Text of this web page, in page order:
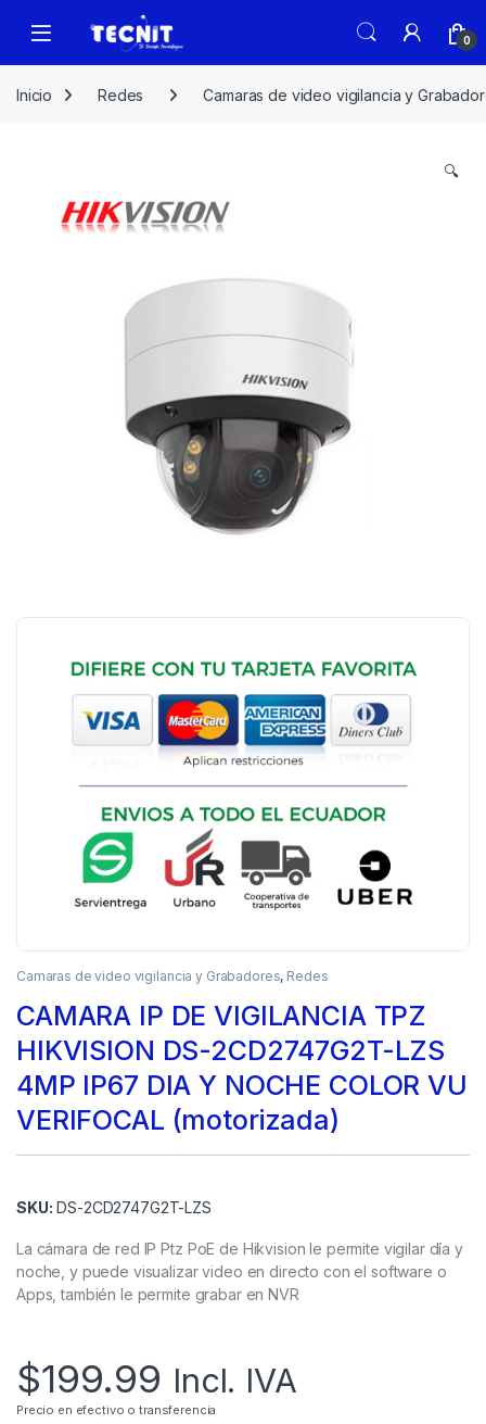
0
Inicio Redes Camaras de video vigilancia y
🔍
Camaras de video vigilancia y Grabadores, Redes
CAMARA IP DE VIGILANCIA TPZ
HIKVISION DS-2CD2747G2T-LZS
4MP IP67 DIA Y NOCHE COLOR VU
VERIFOCAL (motorizada)
SKU: DS-2CD2747G2T-LZS
La cámara de red IP Ptz PoE de Hikvision le permite vigilar día y
noche, y puede visualizar video en directo con el software o
Apps, también le permite grabar en NVR
$199.99 Incl. IVA
Precio en efectivo o transferencia